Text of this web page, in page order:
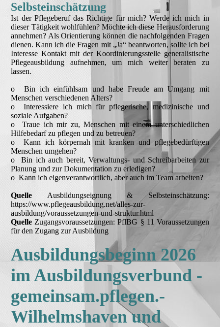
Selbsteinschätzung
Ist der Pflegeberuf das Richtige für mich? Werde ich mich in
dieser Tätigkeit wohlfühlen? Möchte ich diese Herausforderung
annehmen? Als Orientierung können die nachfolgenden Fragen
dienen. Kann ich die Fragen mit „Ja“ beantworten, sollte ich bei
Interesse Kontakt mit der Koordinierungsstelle generalistische
Pflegeausbildung aufnehmen, um mich weiter beraten zu
lassen.
o Bin ich einfühlsam und habe Freude am Umgang mit
Menschen verschiedenen Alters?
o Interessiere ich mich für pflegerische, medizinische und
soziale Aufgaben?
o Traue ich mir zu, Menschen mit einem unterschiedlichen
Hilfebedarf zu pflegen und zu betreuen?
o Kann ich körpernah mit kranken und pflegebedürftigen
Menschen umgehen?
o Bin ich auch bereit, Verwaltungs- und Schreibarbeiten zur
Planung und zur Dokumentation zu erledigen?
o Kann ich eigenverantwortlich, aber auch im Team arbeiten?
Quelle Ausbildungseignung & Selbsteinschätzung:
https://www.pflegeausbildung.net/alles-zur-
ausbildung/voraussetzungen-und-struktur.html
Quelle Zugangsvoraussetzungen: PflBG § 11 Voraussetzungen
für den Zugang zur Ausbildung
Ausbildungsbeginn 2026
im Ausbildungsverbund -
gemeinsam.pflegen.-
Wilhelmshaven und